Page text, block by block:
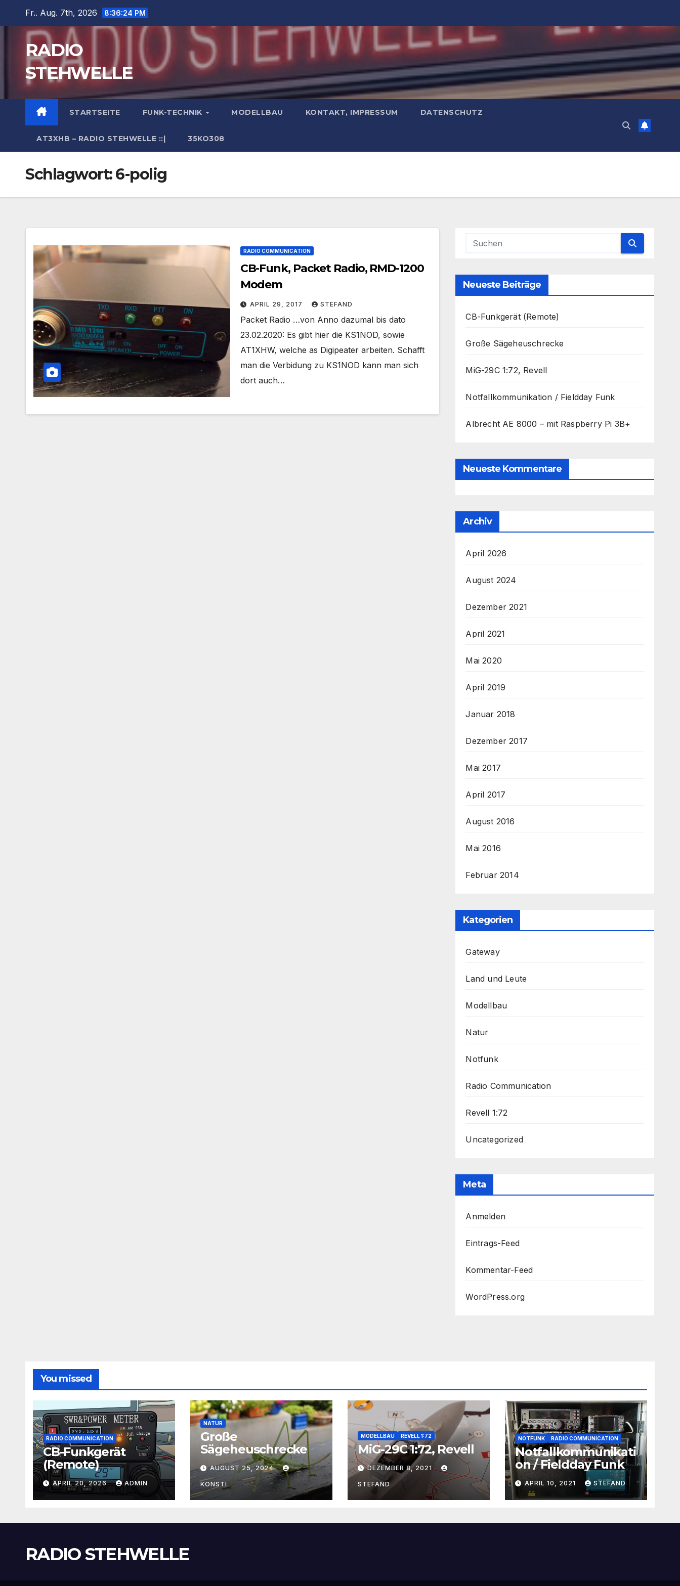
springen
Fr.. Aug. 7th, 2026 8:36:25 PM
RADIO
STEHWELLE
STARTSEITE FUNK-TECHNIK MODELLBAU KONTAKT, IMPRESSUM DATENSCHUTZ
AT3XHB – RADIO STEHWELLE ::| 35KO308
Schlagwort:6-polig
RADIO COMMUNICATION
CB-Funk, Packet Radio, RMD-1200
Modem
APRIL 29, 2017 STEFAND
Packet Radio …von Anno dazumal bis dato
23.02.2020: Es gibt hier die KS1NOD, sowie
AT1XHW, welche as Digipeater arbeiten. Schafft
man die Verbidung zu KS1NOD kann man sich
dort auch…
Neueste Beiträge
CB-Funkgerät (Remote)
Große Sägeheuschrecke
MiG-29C 1:72, Revell
Notfallkommunikation / Fieldday Funk
Albrecht AE 8000 – mit Raspberry Pi 3B+
Neueste Kommentare
Archiv
April 2026
August 2024
Dezember 2021
April 2021
Mai 2020
April 2019
Januar 2018
Dezember 2017
Mai 2017
April 2017
August 2016
Mai 2016
Februar 2014
Kategorien
Gateway
Land und Leute
Modellbau
Natur
Notfunk
Radio Communication
Revell 1:72
Uncategorized
Meta
Anmelden
Eintrags-Feed
Kommentar-Feed
WordPress.org
You missed
RADIO COMMUNICATION
CB-Funkgerät
(Remote)
APRIL 20, 2026 ADMIN
NATUR
Große
Sägeheuschrecke
AUGUST 25, 2024
KONSTI
MODELLBAU REVELL 1:72
MiG-29C 1:72, Revell
DEZEMBER 8, 2021
STEFAND
NOTFUNK RADIO COMMUNICATION
Notfallkommunikati
on / Fieldday Funk
APRIL 10, 2021 STEFAND
RADIO STEHWELLE